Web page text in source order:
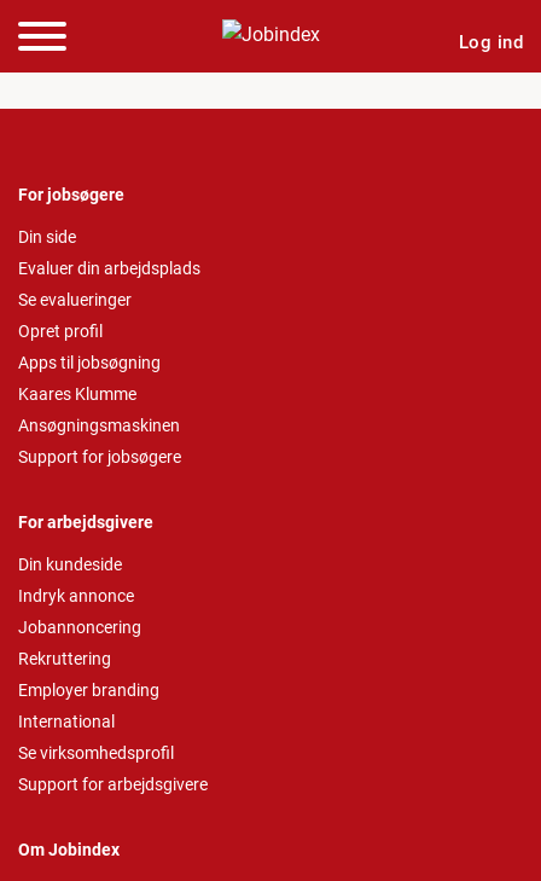
Log ind
For jobsøgere
Din side
Evaluer din arbejdsplads
Se evalueringer
Opret profil
Apps til jobsøgning
Kaares Klumme
Ansøgningsmaskinen
Support for jobsøgere
For arbejdsgivere
Din kundeside
Indryk annonce
Jobannoncering
Rekruttering
Employer branding
International
Se virksomhedsprofil
Support for arbejdsgivere
Om Jobindex